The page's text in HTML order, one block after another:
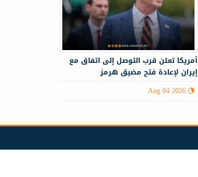
أمريكا تعلن قرب التوصل إلى اتفاق مع
إيران لإعادة فتح مضيق هرمز
Aug 04 2026